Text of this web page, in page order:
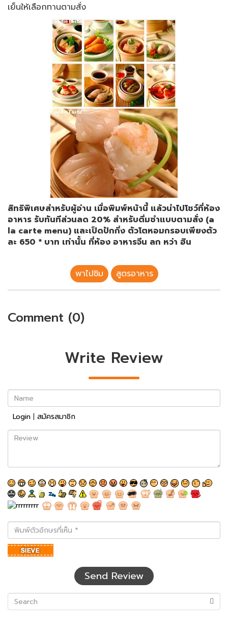
เย็นให้เลือกทานตามสั่ง
สิทธิพิเศษสำหรับผู้อ่าน เมื่อพิมพ์หน้านี้ แล้วนำไปโชว์ที่ห้อง
อาหาร รับทันทีส่วนลด 20% สำหรับติ่มซำแบบตามสั่ง (a
la carte menu) และเป็ดปักกิ่ง ตัวโตหอมกรอบเพียงตัว
ละ 650 * บาท เท่านั้น ที่ห้อง อาหารจีน ลก หว่า ฮิน
พาไปชิม สูตรอาหาร
Comment (0)
Write Review
Name
Login | สมัครสมาชิก
Review
พิมพ์
ตัว
อักษร
ที่
Send Review